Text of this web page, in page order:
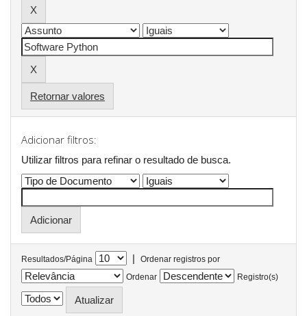
Retornar valores
Adicionar filtros:
Utilizar filtros para refinar o resultado de busca.
Resultados/Página |
Ordenar registros por
Ordenar
Registro(s)